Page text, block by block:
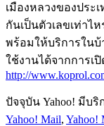
เมืองหลวงของประ
กันเป็นตัวเลขเท่าไ
พร้อมให้บริการในบ้
ใช้งานได้จากการเ
http://
ปัจจุบัน Yahoo! มีบ
Yahoo! Mail, Yahoo!